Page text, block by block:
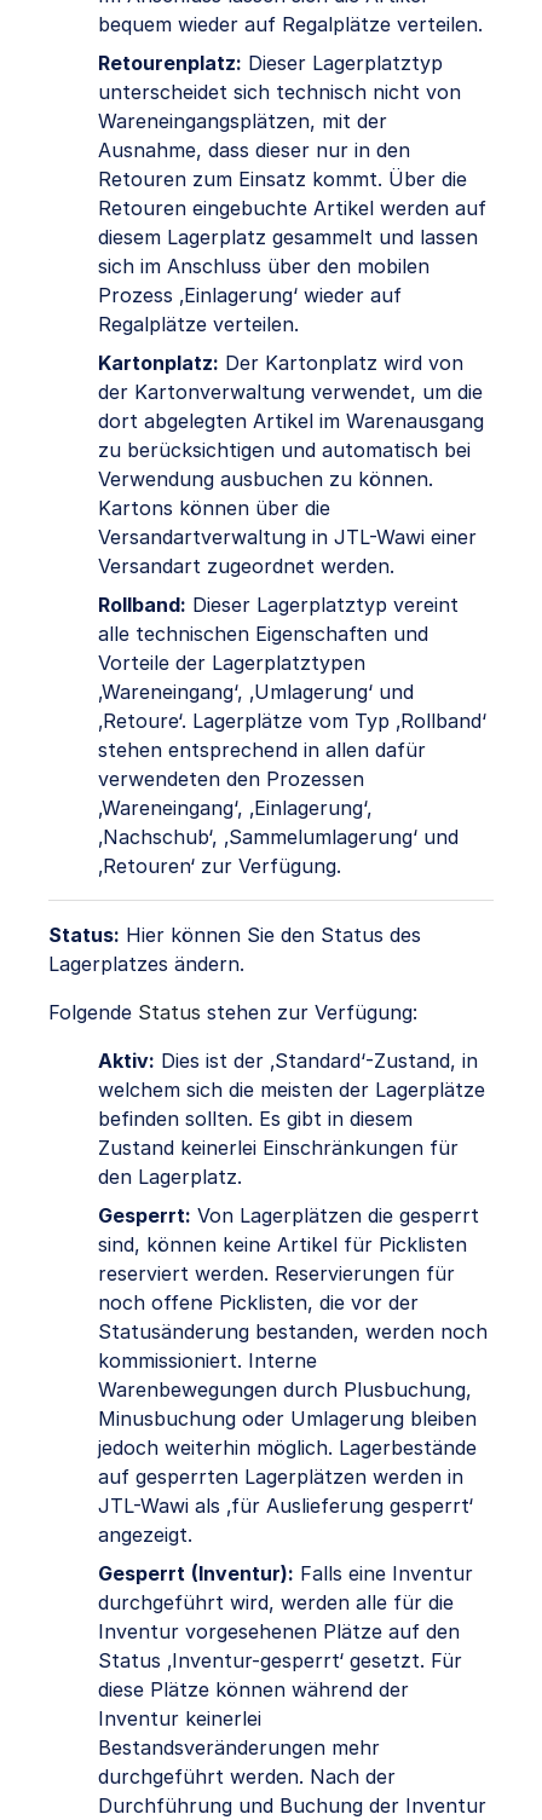
bequem wieder auf Regalplätze verteilen.
Retourenplatz: Dieser Lagerplatztyp
unterscheidet sich technisch nicht von
Wareneingangsplätzen, mit der
Ausnahme, dass dieser nur in den
Retouren zum Einsatz kommt. Über die
Retouren eingebuchte Artikel werden auf
diesem Lagerplatz gesammelt und lassen
sich im Anschluss über den mobilen
Prozess ‚Einlagerung‘ wieder auf
Regalplätze verteilen.
Kartonplatz: Der Kartonplatz wird von
der Kartonverwaltung verwendet, um die
dort abgelegten Artikel im Warenausgang
zu berücksichtigen und automatisch bei
Verwendung ausbuchen zu können.
Kartons können über die
Versandartverwaltung in JTL-Wawi einer
Versandart zugeordnet werden.
Rollband: Dieser Lagerplatztyp vereint
alle technischen Eigenschaften und
Vorteile der Lagerplatztypen
‚Wareneingang‘, ‚Umlagerung‘ und
‚Retoure‘. Lagerplätze vom Typ ‚Rollband‘
stehen entsprechend in allen dafür
verwendeten den Prozessen
‚Wareneingang‘, ‚Einlagerung‘,
‚Nachschub‘, ‚Sammelumlagerung‘ und
‚Retouren‘ zur Verfügung.
Status: Hier können Sie den Status des
Lagerplatzes ändern.
Folgende Status stehen zur Verfügung:
Aktiv: Dies ist der ‚Standard‘-Zustand, in
welchem sich die meisten der Lagerplätze
befinden sollten. Es gibt in diesem
Zustand keinerlei Einschränkungen für
den Lagerplatz.
Gesperrt: Von Lagerplätzen die gesperrt
sind, können keine Artikel für Picklisten
reserviert werden. Reservierungen für
noch offene Picklisten, die vor der
Statusänderung bestanden, werden noch
kommissioniert. Interne
Warenbewegungen durch Plusbuchung,
Minusbuchung oder Umlagerung bleiben
jedoch weiterhin möglich. Lagerbestände
auf gesperrten Lagerplätzen werden in
JTL-Wawi als ‚für Auslieferung gesperrt‘
angezeigt.
Gesperrt (Inventur): Falls eine Inventur
durchgeführt wird, werden alle für die
Inventur vorgesehenen Plätze auf den
Status ‚Inventur-gesperrt‘ gesetzt. Für
diese Plätze können während der
Inventur keinerlei
Bestandsveränderungen mehr
durchgeführt werden. Nach der
Durchführung und Buchung der Inventur